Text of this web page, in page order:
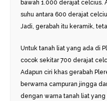
bawah 1.000 derajat celcius.
suhu antara 600 derajat
Jadi, gerabah itu keramik,
Untuk tanah liat yang ada di
cocok sekitar 700 derajat
Adapun ciri khas gerabah
berwarna campuran jingga
dengan warna tanah liat